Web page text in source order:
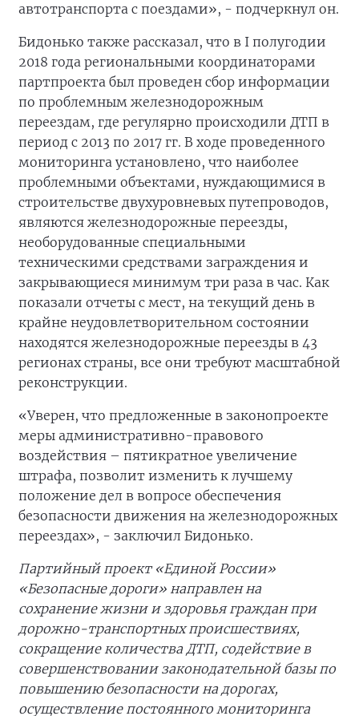
автотранспорта с поездами», - подчеркнул он.
Бидонько также рассказал, что в I полугодии
2018 года региональными координаторами
партпроекта был проведен сбор информации
по проблемным железнодорожным
переездам, где регулярно происходили ДТП в
период с 2013 по 2017 гг. В ходе проведенного
мониторинга установлено, что наиболее
проблемными объектами, нуждающимися в
строительстве двухуровневых путепроводов,
являются железнодорожные переезды,
необорудованные специальными
техническими средствами заграждения и
закрывающиеся минимум три раза в час. Как
показали отчеты с мест, на текущий день в
крайне неудовлетворительном состоянии
находятся железнодорожные переезды в 43
регионах страны, все они требуют масштабной
реконструкции.
«Уверен, что предложенные в законопроекте
меры административно-правового
воздействия – пятикратное увеличение
штрафа, позволит изменить к лучшему
положение дел в вопросе обеспечения
безопасности движения на железнодорожных
переездах», - заключил Бидонько.
Партийный проект «Единой России»
«Безопасные дороги» направлен на
сохранение жизни и здоровья граждан при
дорожно-транспортных происшествиях,
сокращение количества ДТП, содействие в
совершенствовании законодательной базы по
повышению безопасности на дорогах,
осуществление постоянного мониторинга